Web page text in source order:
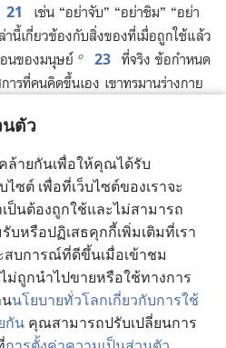
นตัว
ล้ายกันเพื่อให้คุณได้รับ
ซต์ เพื่อที่เว็บไซต์ของเราจะ
ป็นต้องถูกใช้และไม่สามารถ
หรือปฏิเสธคุกกี้เพิ่มเติมที่เรา
บการณ์ที่ดีขึ้นเมื่อเข้าชม
ม่ถูกนำไปขายหรือใช้ทางการ
นนโยบายทั่วโลกเกี่ยวกับการใช้
กัน คุณสามารถปรับเปลี่ยนการ
21
เช่น “อย่า​จับ” “อย่า​ชิม” “อย่า​
า​นี้​เกี่ยว​ข้อง​กับ​สิ่ง​ของ​ที่​เมื่อ​ถูก​ใช้​แล้ว​
น​ของ​มนุษย์ ๐ 23 ที่​จริง ข้อ​กำหนด​
ร​ที่​คน​คิด​ขึ้น​เอง เขา​ทรมาน​ร่าง​กาย
าง​นั้น​ไม่​ช่วย​ให้​เอา​ชนะ​ความ​
ลย
ถัดไป
and Tract Society of